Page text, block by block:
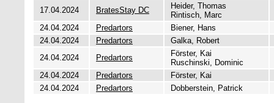
17.04.2024
BratesStay DC
Heider, Thomas
Rintisch, Marc
24.04.2024
Predartors
Biener, Hans
24.04.2024
Predartors
Galka, Robert
24.04.2024
Predartors
Förster, Kai
Ruschinski, Dominic
24.04.2024
Predartors
Förster, Kai
24.04.2024
Predartors Dobberstein, Patrick